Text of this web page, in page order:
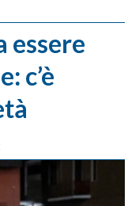
essere
c’è